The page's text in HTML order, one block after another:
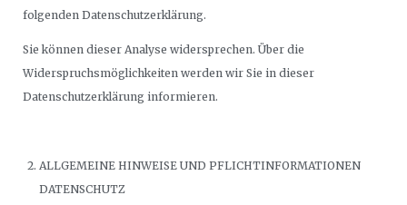
folgenden Datenschutzerklärung.
Sie können dieser Analyse widersprechen. Über die
Widerspruchsmöglichkeiten werden wir Sie in dieser
Datenschutzerklärung informieren.
ALLGEMEINE HINWEISE UND PFLICHTINFORMATIONEN
DATENSCHUTZ